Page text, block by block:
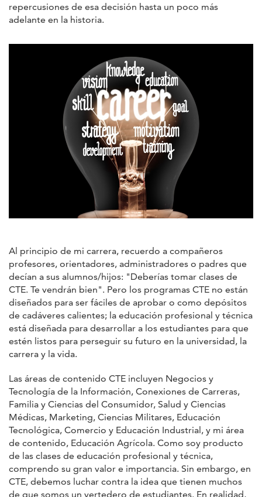
repercusiones de esa decisión hasta un poco más
adelante en la historia.
Al principio de mi carrera, recuerdo a compañeros
profesores, orientadores, administradores o padres que
decían a sus alumnos/hijos: "Deberías tomar clases de
CTE. Te vendrán bien". Pero los programas CTE no están
diseñados para ser fáciles de aprobar o como depósitos
de cadáveres calientes; la educación profesional y técnica
está diseñada para desarrollar a los estudiantes para que
estén listos para perseguir su futuro en la universidad, la
carrera y la vida.
Las áreas de contenido CTE incluyen Negocios y
Tecnología de la Información, Conexiones de Carreras,
Familia y Ciencias del Consumidor, Salud y Ciencias
Médicas, Marketing, Ciencias Militares, Educación
Tecnológica, Comercio y Educación Industrial, y mi área
de contenido, Educación Agrícola. Como soy producto
de las clases de educación profesional y técnica,
comprendo su gran valor e importancia. Sin embargo, en
CTE, debemos luchar contra la idea que tienen muchos
de que somos un vertedero de estudiantes. En realidad,